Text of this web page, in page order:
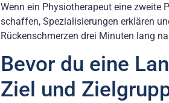
Wenn ein Physiotherapeut eine zweite
schaffen, Spezialisierungen erklären
Rückenschmerzen drei Minuten lang
Bevor du eine
Ziel und